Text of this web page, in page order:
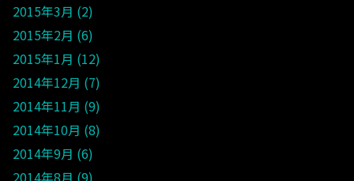
2015年3月 2
2015年2月 6
2015年1月 12
2014年12月 7
2014年11月 9
2014年10月 8
2014年9月 6
2014年8月 9